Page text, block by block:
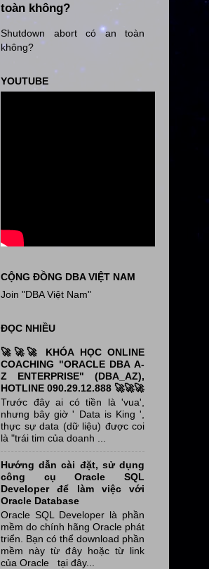
toàn không?
Shutdown abort có an toàn
không?
YOUTUBE
CỘNG ĐỒNG DBA VIỆT NAM
Join "DBA Việt Nam"
ĐỌC NHIỀU
🚀🚀🚀 KHÓA HỌC ONLINE
COACHING "ORACLE DBA A-
Z ENTERPRISE" (DBA_AZ),
HOTLINE 090.29.12.888 🚀🚀🚀
Trước đây ai có tiền là 'vua',
nhưng bây giờ ' Data is King ',
thực sự data (dữ liệu) được coi
là "trái tim của doanh ...
Hướng dẫn cài đặt, sử dụng
công cụ Oracle SQL
Developer để làm việc với
Oracle Database
Oracle SQL Developer là phần
mềm do chính hãng Oracle phát
triển. Bạn có thể download phần
mềm này từ đây hoặc từ link
của Oracle tại đây...